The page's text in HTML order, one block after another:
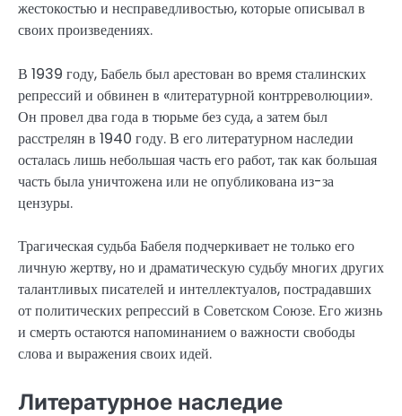
жестокостью и несправедливостью, которые описывал в
своих произведениях.
В 1939 году, Бабель был арестован во время сталинских
репрессий и обвинен в «литературной контрреволюции».
Он провел два года в тюрьме без суда, а затем был
расстрелян в 1940 году. В его литературном наследии
осталась лишь небольшая часть его работ, так как большая
часть была уничтожена или не опубликована из-за
цензуры.
Трагическая судьба Бабеля подчеркивает не только его
личную жертву, но и драматическую судьбу многих других
талантливых писателей и интеллектуалов, пострадавших
от политических репрессий в Советском Союзе. Его жизнь
и смерть остаются напоминанием о важности свободы
слова и выражения своих идей.
Литературное наследие